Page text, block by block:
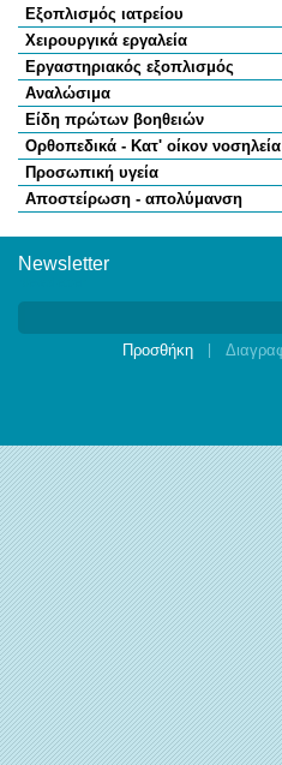
Εξοπλισμός ιατρείου
Χειρουργικά εργαλεία
Εργαστηριακός εξοπλισμός
Αναλώσιμα
Είδη πρώτων βοηθειών
Ορθοπεδικά - Κατ' οίκον νοσηλεία
Προσωπική υγεία
Αποστείρωση - απολύμανση
Newsletter